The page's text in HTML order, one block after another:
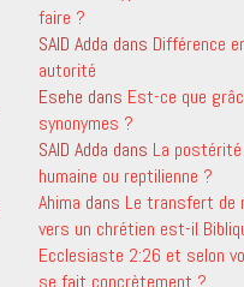
faire ?
SAID Adda dans Différence
autorité
Esehe dans Est-ce que
synonymes ?
SAID Adda dans La
humaine ou reptilienne ?
Ahima dans Le transfert de
vers un chrétien est-il
Ecclesiaste 2:26 et selon
se fait concrètement ?